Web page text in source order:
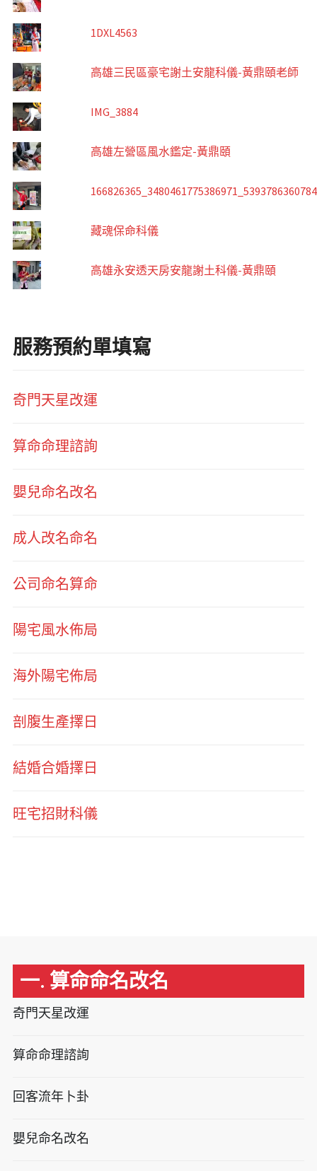
1DXL4563
高雄三民區豪宅謝土安龍科儀-黃鼎頤老師
IMG_3884
高雄左營區風水鑑定-黃鼎頤
藏魂保命科儀
高雄永安透天房安龍謝土科儀-黃鼎頤
服務預約單填寫
奇門天星改運
算命命理諮詢
嬰兒命名改名
成人改名命名
公司命名算命
陽宅風水佈局
海外陽宅佈局
剖腹生產擇日
結婚合婚擇日
旺宅招財科儀
一. 算命命名改名
奇門天星改運
算命命理諮詢
回客流年卜卦
嬰兒命名改名